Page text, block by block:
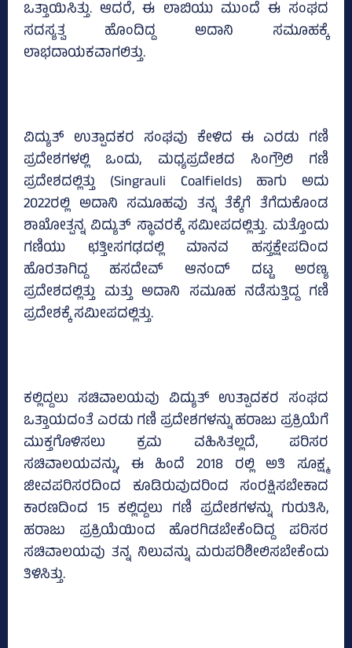
ಒತ್ತಾಯಿಸಿತ್ತು. ಆದರೆ, ಈ ಲಾಬಿಯು ಮುಂದೆ ಈ ಸಂಘದ
ಸದಸ್ಯತ್ವ ಹೊಂದಿದ್ದ ಅದಾನಿ ಸಮೂಹಕ್ಕೆ
ಲಾಭದಾಯಕವಾಗಲಿತ್ತು.
ವಿದ್ಯುತ್ ಉತ್ಪಾದಕರ ಸಂಘವು ಕೇಳಿದ ಈ ಎರಡು ಗಣಿ
ಪ್ರದೇಶಗಳಲ್ಲಿ ಒಂದು, ಮಧ್ಯಪ್ರದೇಶದ ಸಿಂಗ್ರೌಲಿ ಗಣಿ
ಪ್ರದೇಶದಲ್ಲಿತ್ತು (Singrauli Coalfields) ಹಾಗು ಅದು
2022ರಲ್ಲಿ ಅದಾನಿ ಸಮೂಹವು ತನ್ನ ತೆಕ್ಕೆಗೆ ತೆಗೆದುಕೊಂಡ
ಶಾಖೋತ್ಪನ್ನ ವಿದ್ಯುತ್ ಸ್ಥಾವರಕ್ಕೆ ಸಮೀಪದಲ್ಲಿತ್ತು. ಮತ್ತೊಂದು
ಗಣಿಯು ಛತ್ತೀಸಗಢದಲ್ಲಿ ಮಾನವ ಹಸ್ತಕ್ಷೇಪದಿಂದ
ಹೊರತಾಗಿದ್ದ ಹಸದೇವ್ ಆನಂದ್ ದಟ್ಟ ಅರಣ್ಯ
ಪ್ರದೇಶದಲ್ಲಿತ್ತು ಮತ್ತು ಅದಾನಿ ಸಮೂಹ ನಡೆಸುತ್ತಿದ್ದ ಗಣಿ
ಪ್ರದೇಶಕ್ಕೆ ಸಮೀಪದಲ್ಲಿತ್ತು.
ಕಲ್ಲಿದ್ದಲು ಸಚಿವಾಲಯವು ವಿದ್ಯುತ್ ಉತ್ಪಾದಕರ ಸಂಘದ
ಒತ್ತಾಯದಂತೆ ಎರಡು ಗಣಿ ಪ್ರದೇಶಗಳನ್ನು ಹರಾಜು ಪ್ರಕ್ರಿಯೆಗೆ
ಮುಕ್ತಗೊಳಿಸಲು ಕ್ರಮ ವಹಿಸಿತಲ್ಲದೆ, ಪರಿಸರ
ಸಚಿವಾಲಯವನ್ನು, ಈ ಹಿಂದೆ 2018 ರಲ್ಲಿ ಅತಿ ಸೂಕ್ಷ್ಮ
ಜೀವಪರಿಸರದಿಂದ ಕೂಡಿರುವುದರಿಂದ ಸಂರಕ್ಷಿಸಬೇಕಾದ
ಕಾರಣದಿಂದ 15 ಕಲ್ಲಿದ್ದಲು ಗಣಿ ಪ್ರದೇಶಗಳನ್ನು ಗುರುತಿಸಿ,
ಹರಾಜು ಪ್ರಕ್ರಿಯೆಯಿಂದ ಹೊರಗಿಡಬೇಕೆಂದಿದ್ದ ಪರಿಸರ
ಸಚಿವಾಲಯವು ತನ್ನ ನಿಲುವನ್ನು ಮರುಪರಿಶೀಲಿಸಬೇಕೆಂದು
ತಿಳಿಸಿತ್ತು.